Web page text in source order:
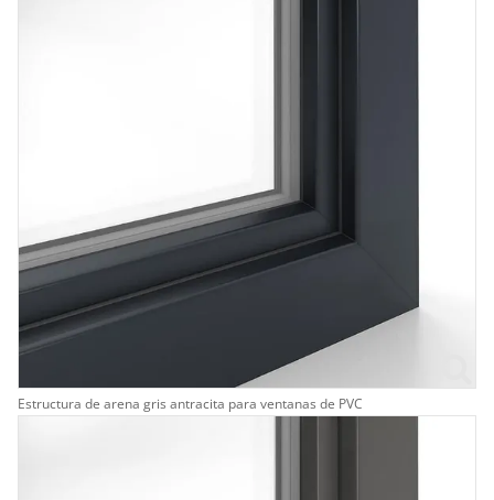
Estructura de arena gris antracita para ventanas de PVC